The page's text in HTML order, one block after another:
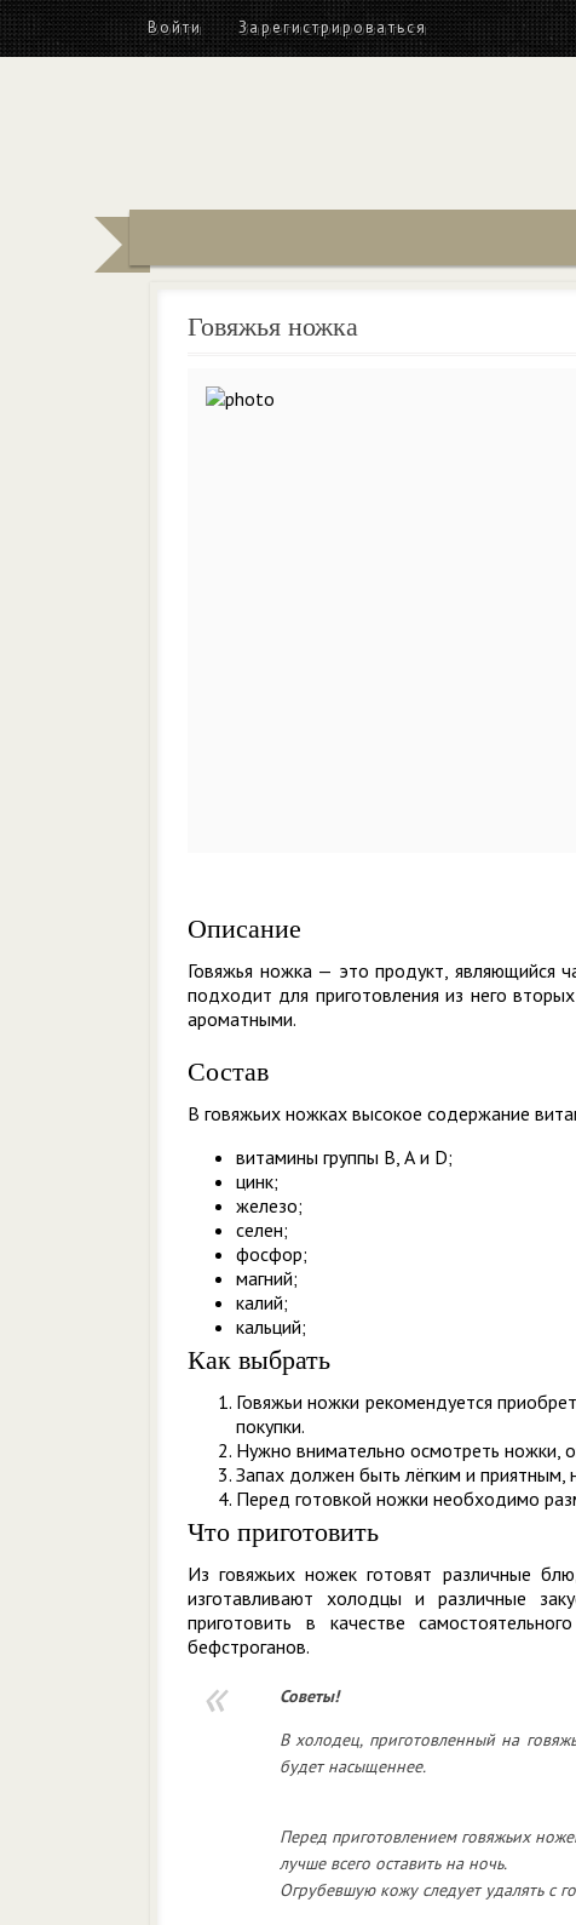
Войти Зарегистрироваться
Говяжья ножка
Описание
Говяжья ножка — это продукт, являющийся
подходит для приготовления из него
ароматными.
Состав
В говяжьих ножках высокое содержание
витамины группы В, А и D;
цинк;
железо;
селен;
фосфор;
магний;
калий;
кальций;
Как выбрать
Говяжьи ножки рекомендуется
покупки.
Нужно внимательно осмотреть ножки,
Запах должен быть лёгким и приятным,
Перед готовкой ножки необходимо
Что приготовить
Из говяжьих ножек готовят различные
изготавливают холодцы и различные
приготовить в качестве
бефстроганов.
Советы!
В холодец, приготовленный на
будет насыщеннее.
Перед приготовлением говяжьих
лучше всего оставить на ночь.
Огрубевшую кожу следует удалять с